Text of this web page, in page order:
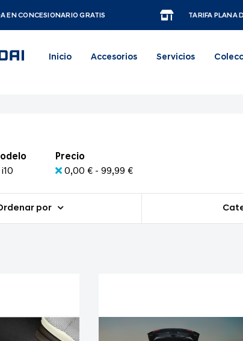
EN CONCESIONARIO GRATIS TARIFA PLANA
Inicio Accesorios Servicios
i10
Precio
0,00 € - 99,99 €
por